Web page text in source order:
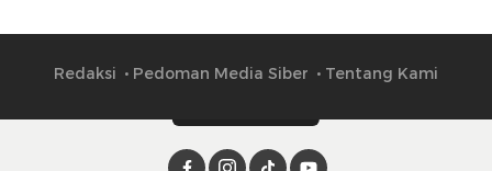
Redaksi Pedoman Media Siber Tentang Kami